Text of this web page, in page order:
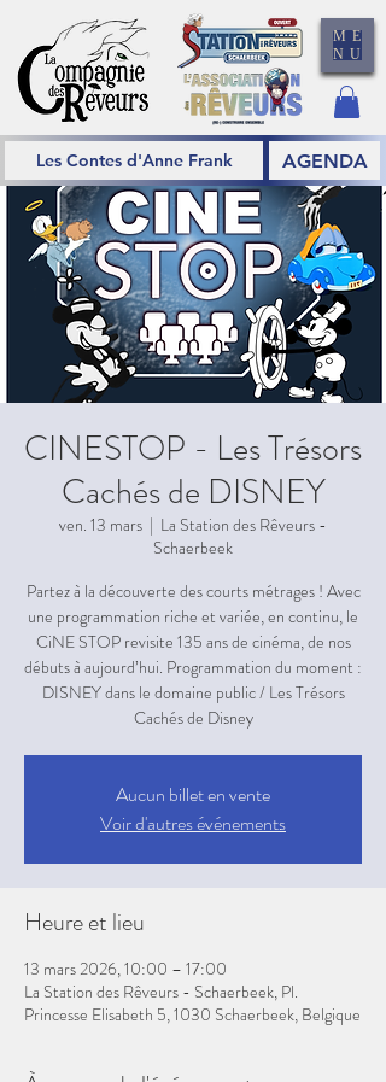
Les Contes d'Anne Frank AGENDA
ME
NU
CINESTOP - Les Trésors
Cachés de DISNEY
ven. 13 mars
  |
La Station des Rêveurs -
Schaerbeek
Partez à la découverte des courts métrages ! Avec
une programmation riche et variée, en continu, le
CiNE STOP revisite 135 ans de cinéma, de nos
débuts à aujourd’hui. Programmation du moment :
DISNEY dans le domaine public / Les Trésors
Cachés de Disney
Aucun billet en vente
Voir d'autres événements
Heure et lieu
13 mars 2026, 10:00 – 17:00
La Station des Rêveurs - Schaerbeek, Pl.
Princesse Elisabeth 5, 1030 Schaerbeek, Belgique